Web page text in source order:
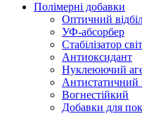
Полімерні добавки
Оптичний
УФ-абсорбер
Стабілізатор
Антиоксидант
Нуклеюючий
Антистатичний
Вогнестійкий
Добавки для